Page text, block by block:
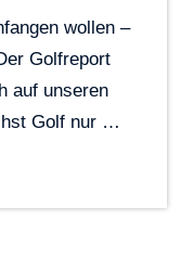
wollen –
Golfreport
auf unseren
Golf nur …